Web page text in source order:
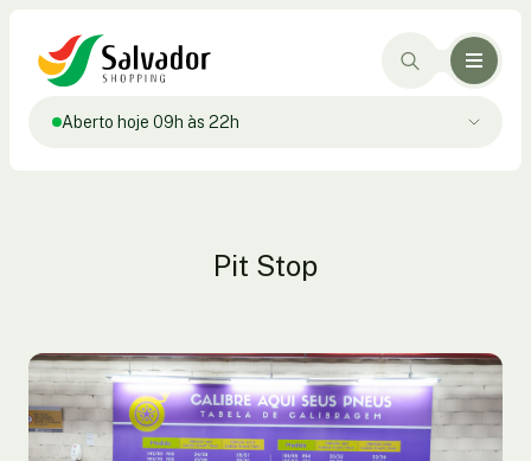
Aberto hoje 09h às 22h
Pit Stop